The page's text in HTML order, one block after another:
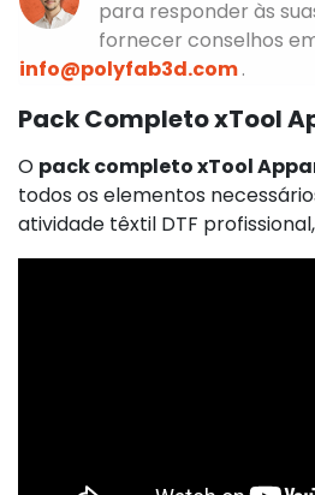
para responder às
fornecer conselhos
info@polyfab3d.com.
Pack Completo xTool
O pack completo xTool
todos os elementos
atividade têxtil DTF